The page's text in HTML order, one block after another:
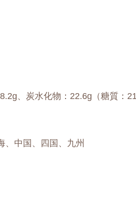
、炭水化物：22.6g（糖質：
、中国、四国、九州